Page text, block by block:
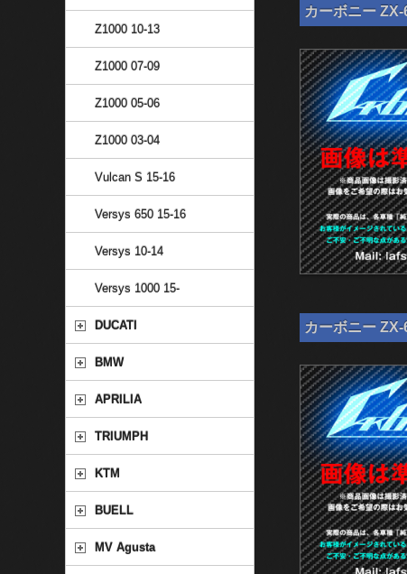
カーボニー
カーボニー
Z1000 10-13
Z1000 07-09
Z1000 05-06
Z1000 03-04
Vulcan S 15-16
Versys 650 15-16
Versys 10-14
Versys 1000 15-
DUCATI
BMW
APRILIA
TRIUMPH
KTM
BUELL
MV Agusta